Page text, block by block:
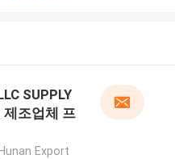
SUPPLY
제조업체 프
Export